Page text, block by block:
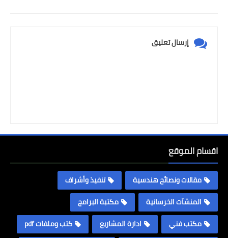
إرسال تعليق
اقسام الموقع
مقالات ونصائح هندسية
تنفيذ وأشراف
المنشآت الخرسانية
مكتبة البرامج
مكتب فني
ادارة المشاريع
كتب وملفات pdf